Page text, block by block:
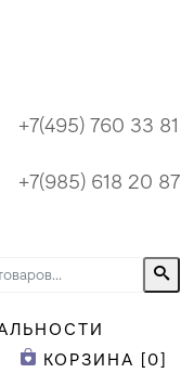
+7(495) 760 33 81
+7(985) 618 20 87
КОРЗИНА [0]